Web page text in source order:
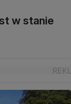
w stanie